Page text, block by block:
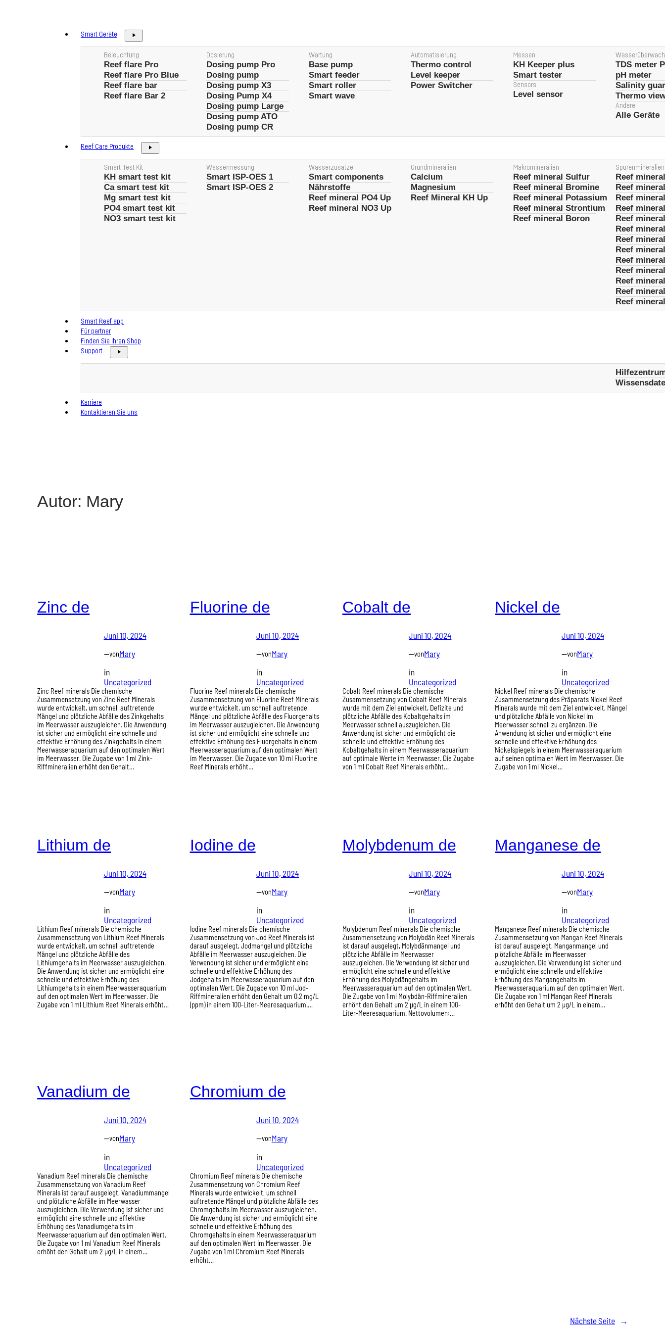
Smart Geräte
Beleuchtung
Reef flare Pro
Reef flare Pro Blue
Reef flare bar
Reef flare Bar 2
Dosierung
Dosing pump Pro
Dosing pump
Dosing pump X3
Dosing Pump X4
Dosing pump Large
Dosing pump ATO
Dosing pump CR
Wartung
Base pump
Smart feeder
Smart roller
Smart wave
Automatisierung
Thermo control
Level keeper
Power Switcher
Messen
KH Keeper plus
Smart tester
Sensors
Level sensor
TDS meter
pH meter
Salinity
Thermo
Andere
Alle Geräte
Reef Care Produkte
Smart Test Kit
KH smart test kit
Ca smart test kit
Mg smart test kit
PO4 smart test kit
NO3 smart test kit
Wassermessung
Smart ISP-OES 1
Smart ISP-OES 2
Wasserzusätze
Smart components
Nährstoffe
Reef mineral PO4 Up
Reef mineral NO3 Up
Grundmineralien
Calcium
Magnesium
Reef Mineral KH Up
Makromineralien
Reef mineral Sulfur
Reef mineral Bromine
Reef mineral Potassium
Reef mineral Strontium
Reef mineral Boron
Spurenmineralien
Reef
Reef
Reef
Reef
Reef
Reef
Reef
Reef
Reef
Reef
Reef
Reef
Reef
Smart Reef app
Für partner
Finden Sie Ihren Shop
Support
Karriere
Kontaktieren Sie uns
Autor: Mary
Zinc de
Juni 10, 2024
—vonMary
in
Uncategorized
Zinc Reef minerals Die chemische
Zusammensetzung von Zinc Reef Minerals
wurde entwickelt, um schnell auftretende
Mängel und plötzliche Abfälle des Zinkgehalts
im Meerwasser auszugleichen. Die Anwendung
ist sicher und ermöglicht eine schnelle und
effektive Erhöhung des Zinkgehalts in einem
Meerwasseraquarium auf den optimalen Wert
im Meerwasser. Die Zugabe von 1 ml Zink-
Riffmineralien erhöht den Gehalt…
Fluorine de
Juni 10, 2024
—vonMary
in
Uncategorized
Fluorine Reef minerals Die chemische
Zusammensetzung von Fluorine Reef Minerals
wurde entwickelt, um schnell auftretende
Mängel und plötzliche Abfälle des Fluorgehalts
im Meerwasser auszugleichen. Die Anwendung
ist sicher und ermöglicht eine schnelle und
effektive Erhöhung des Fluorgehalts in einem
Meerwasseraquarium auf den optimalen Wert
im Meerwasser. Die Zugabe von 10 ml Fluorine
Reef Minerals erhöht…
Cobalt de
Juni 10, 2024
—vonMary
in
Uncategorized
Cobalt Reef minerals Die chemische
Zusammensetzung von Cobalt Reef Minerals
wurde mit dem Ziel entwickelt, Defizite und
plötzliche Abfälle des Kobaltgehalts im
Meerwasser schnell auszugleichen. Die
Anwendung ist sicher und ermöglicht die
schnelle und effektive Erhöhung des
Kobaltgehalts in einem Meerwasseraquarium
auf optimale Werte im Meerwasser. Die Zugabe
von 1 ml Cobalt Reef Minerals erhöht…
Nickel de
Juni 10, 2024
—vonMary
in
Uncategorized
Nickel Reef minerals Die chemische
Zusammensetzung des Präparats Nickel Reef
Minerals wurde mit dem Ziel entwickelt, Mängel
und plötzliche Abfälle von Nickel im
Meerwasser schnell zu ergänzen. Die
Anwendung ist sicher und ermöglicht eine
schnelle und effektive Erhöhung des
Nickelspiegels in einem Meerwasseraquarium
auf seinen optimalen Wert im Meerwasser. Die
Zugabe von 1 ml Nickel…
Lithium de
Juni 10, 2024
—vonMary
in
Uncategorized
Lithium Reef minerals Die chemische
Zusammensetzung von Lithium Reef Minerals
wurde entwickelt, um schnell auftretende
Mängel und plötzliche Abfälle des
Lithiumgehalts im Meerwasser auszugleichen.
Die Anwendung ist sicher und ermöglicht eine
schnelle und effektive Erhöhung des
Lithiumgehalts in einem Meerwasseraquarium
auf den optimalen Wert im Meerwasser. Die
Zugabe von 1 ml Lithium Reef Minerals erhöht…
Iodine de
Juni 10, 2024
—vonMary
in
Uncategorized
Iodine Reef minerals Die chemische
Zusammensetzung von Jod Reef Minerals ist
darauf ausgelegt, Jodmangel und plötzliche
Abfälle im Meerwasser auszugleichen. Die
Verwendung ist sicher und ermöglicht eine
schnelle und effektive Erhöhung des
Jodgehalts im Meerwasseraquarium auf den
optimalen Wert. Die Zugabe von 10 ml Jod-
Riffmineralien erhöht den Gehalt um 0,2 mg/L
(ppm) in einem 100-Liter-Meeresaquarium.…
Molybdenum de
Juni 10, 2024
—vonMary
in
Uncategorized
Molybdenum Reef minerals Die chemische
Zusammensetzung von Molybdän Reef Minerals
ist darauf ausgelegt, Molybdänmangel und
plötzliche Abfälle im Meerwasser
auszugleichen. Die Verwendung ist sicher und
ermöglicht eine schnelle und effektive
Erhöhung des Molybdängehalts im
Meerwasseraquarium auf den optimalen Wert.
Die Zugabe von 1 ml Molybdän-Riffmineralien
erhöht den Gehalt um 2 µg/L in einem 100-
Liter-Meeresaquarium. Nettovolumen:…
Manganese de
Juni 10, 2024
—vonMary
in
Uncategorized
Manganese Reef minerals Die chemische
Zusammensetzung von Mangan Reef Minerals
ist darauf ausgelegt, Manganmangel und
plötzliche Abfälle im Meerwasser
auszugleichen. Die Verwendung ist sicher und
ermöglicht eine schnelle und effektive
Erhöhung des Mangangehalts im
Meerwasseraquarium auf den optimalen Wert.
Die Zugabe von 1 ml Mangan Reef Minerals
erhöht den Gehalt um 2 µg/L in einem…
Vanadium de
Juni 10, 2024
—vonMary
in
Uncategorized
Vanadium Reef minerals Die chemische
Zusammensetzung von Vanadium Reef
Minerals ist darauf ausgelegt, Vanadiummangel
und plötzliche Abfälle im Meerwasser
auszugleichen. Die Verwendung ist sicher und
ermöglicht eine schnelle und effektive
Erhöhung des Vanadiumgehalts im
Meerwasseraquarium auf den optimalen Wert.
Die Zugabe von 1 ml Vanadium Reef Minerals
erhöht den Gehalt um 2 µg/L in einem…
Chromium de
Juni 10, 2024
—vonMary
in
Uncategorized
Chromium Reef minerals Die chemische
Zusammensetzung von Chromium Reef
Minerals wurde entwickelt, um schnell
auftretende Mängel und plötzliche Abfälle des
Chromgehalts im Meerwasser auszugleichen.
Die Anwendung ist sicher und ermöglicht eine
schnelle und effektive Erhöhung des
Chromgehalts in einem Meerwasseraquarium
auf den optimalen Wert im Meerwasser. Die
Zugabe von 1 ml Chromium Reef Minerals
erhöht…
Nächste Seite →